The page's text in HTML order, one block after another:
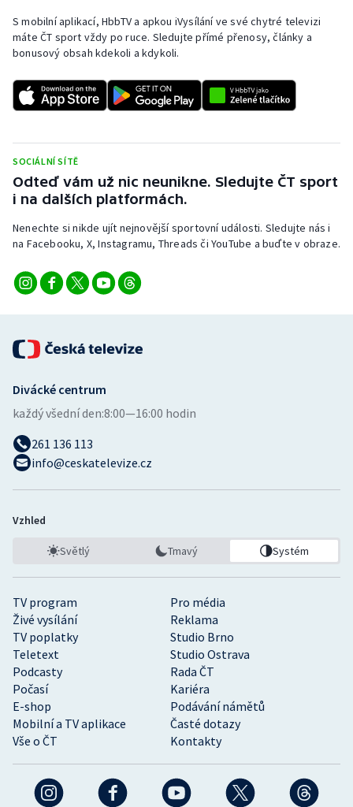
Short track
Stolní tenis
Veslování
Vodní slalom
S mobilní aplikací, HbbTV a apkou iVysílání ve své chytré televizi
máte ČT sport vždy po ruce. Sledujte přímé přenosy, články a
bonusový obsah kdekoli a kdykoli.
SOCIÁLNÍ SÍTĚ
Odteď vám už nic neunikne. Sledujte ČT sport
i na dalších platformách.
Nenechte si nikde ujít nejnovější sportovní události. Sledujte nás i
na Facebooku, X, Instagramu, Threads či YouTube a buďte v obraze.
TV program
Pro média
Živé vysílání
Reklama
TV poplatky
Studio Brno
Teletext
Studio Ostrava
Podcasty
Rada ČT
Počasí
Kariéra
E-shop
Podávání námětů
Mobilní a TV aplikace
Časté dotazy
Vše o ČT
Kontakty
Divácké centrum
každý všední den:8:00—16:00 hodin
261 136 113
info@ceskatelevize.cz
Vzhled
Světlý Tmavý Systém